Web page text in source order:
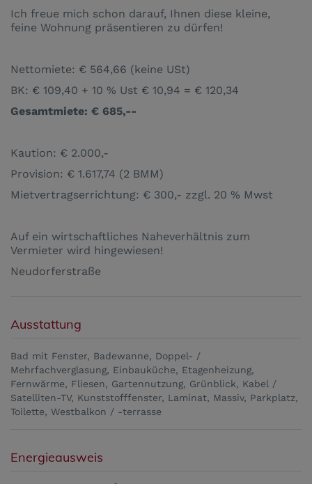
Ich freue mich schon darauf, Ihnen diese kleine,
feine Wohnung präsentieren zu dürfen!
Nettomiete: € 564,66 (keine USt)
BK: € 109,40 + 10 % Ust € 10,94 = € 120,34
Gesamtmiete: € 685,--
Kaution: € 2.000,-
Provision: € 1.617,74 (2 BMM)
Mietvertragserrichtung: € 300,- zzgl. 20 % Mwst
Auf ein wirtschaftliches Naheverhältnis zum
Vermieter wird hingewiesen!
Neudorferstraße
Ausstattung
Bad mit Fenster Badewanne
Doppel- /
Mehrfachverglasung
Einbauküche
Etagenheizung
Fernwärme
Fliesen Gartennutzung Grünblick
Kabel /
Satelliten-TV
Kunststofffenster Laminat Massiv
Parkplatz
Toilette
Westbalkon / -terrasse
Energieausweis